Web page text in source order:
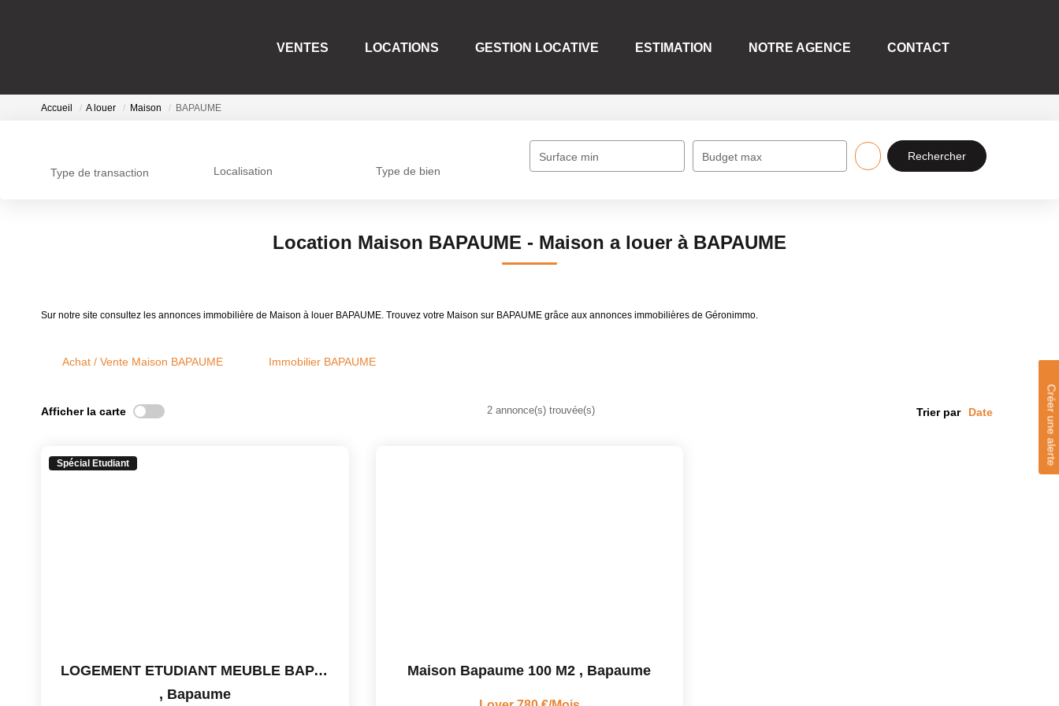
VENTES LOCATIONS GESTION LOCATIVE ESTIMATION NOTRE AGENCE CONTACT
Accueil A louer Maison BAPAUME
Type de transaction Localisation Type de bien
Surface min Budget max
Location Maison BAPAUME - Maison a louer à BAPAUME
Sur notre site consultez les annonces immobilière de Maison à louer BAPAUME. Trouvez votre Maison sur BAPAUME grâce aux annonces immobilières de Géronimmo.
Achat / Vente Maison BAPAUME Immobilier BAPAUME
Créer une alerte
Afficher la carte 2 annonce(s) trouvée(s) Trier par
Spécial Etudiant
LOGEMENT ETUDIANT MEUBLE BAPAUME - 240€ /MOIS ET PAR...
, Bapaume
Maison Bapaume 100 M2 , Bapaume